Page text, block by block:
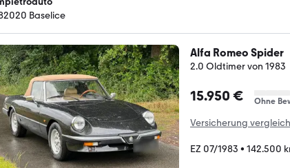
Baselice
Alfa Romeo Spider
2.0 Oldtimer von 1983
15.950 € Ohne
Versicherung
EZ 07/1983 • 142.500